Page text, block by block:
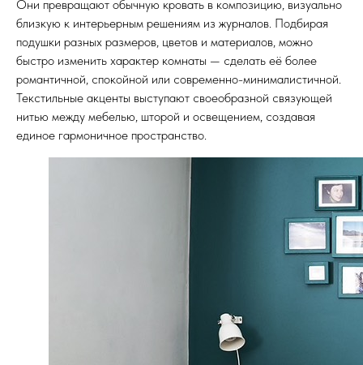
Они превращают обычную кровать в композицию, визуально
близкую к интерьерным решениям из журналов. Подбирая
подушки разных размеров, цветов и материалов, можно
быстро изменить характер комнаты — сделать её более
романтичной, спокойной или современно-минималистичной.
Текстильные акценты выступают своеобразной связующей
нитью между мебелью, шторой и освещением, создавая
единое гармоничное пространство.